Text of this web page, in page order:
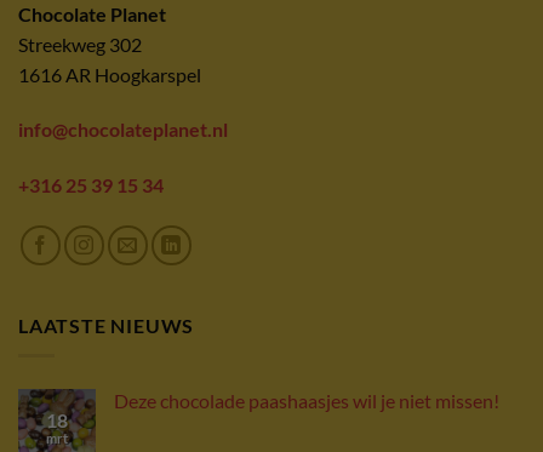
Chocolate Planet
Streekweg 302
1616 AR Hoogkarspel
info@chocolateplanet.nl
+316 25 39 15 34
LAATSTE NIEUWS
18
mrt
Deze chocolade paashaasjes wil je niet missen!